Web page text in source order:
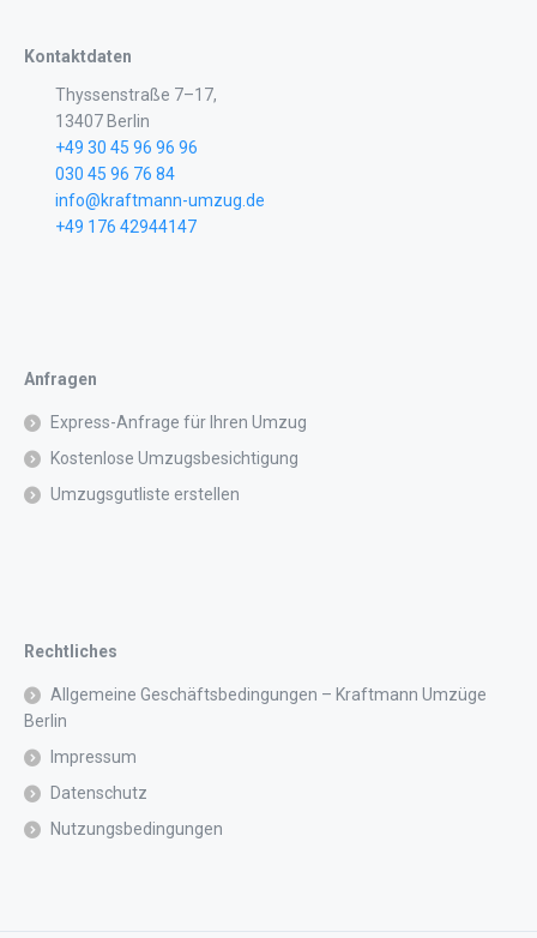
Kontaktdaten
Thyssenstraße 7–17,
13407 Berlin
+49 30 45 96 96 96
030 45 96 76 84
info@kraftmann-umzug.de
+49 176 42944147
Anfragen
Express-Anfrage für Ihren Umzug
Kostenlose Umzugsbesichtigung
Umzugsgutliste erstellen
Rechtliches
Allgemeine Geschäftsbedingungen – Kraftmann Umzüge
Berlin
Impressum
Datenschutz
Nutzungsbedingungen